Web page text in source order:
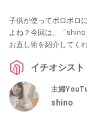
子供が使ってボロボロ
よね？今回は、「
お直し術を紹介してく
イチオシスト
主婦
shino